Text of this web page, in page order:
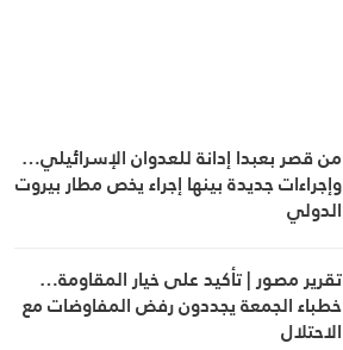
من قصر بعبدا إدانة للعدوان الإسرائيلي…
وإجراءات جديدة بينها إجراء يخص مطار بيروت
الدولي
تقرير مصور | تأكيد على خيار المقاومة…
خطباء الجمعة يجددون رفض المفاوضات مع
الاحتلال